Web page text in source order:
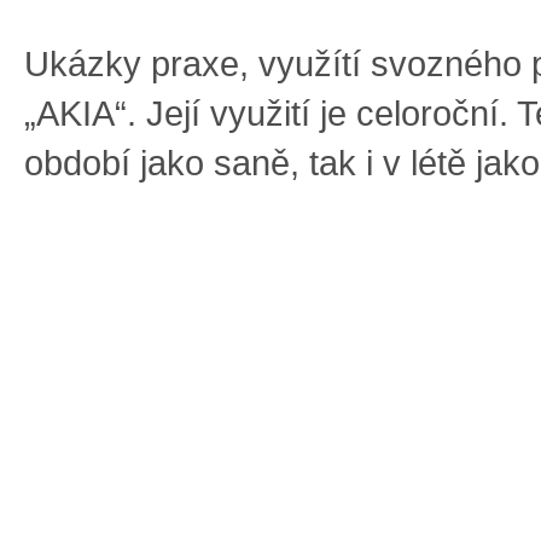
Ukázky praxe, využítí svozného
„AKIA“. Její využití je celoroční.
období jako saně, tak i v létě